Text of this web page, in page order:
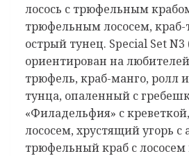
лосось с трюфельным
трюфельным лососем, краб-
острый тунец. Special Set N3
ориентирован на
трюфель, краб-манго, ролл
тунца, опаленный с
«Филадельфия» с
лососем, хрустящий угорь с
трюфельный краб с